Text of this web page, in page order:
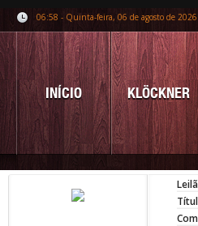
06:58 - Quinta-feira, 06 de agosto de 2026
INÍCIO KLÖCKNER